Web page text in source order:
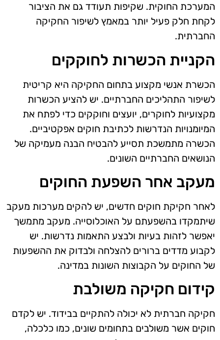
המערכת החוקית. שקיפות תעודד גם את הציבור
לקחת חלק פעיל יותר במאמץ לשיפור החקיקה
החברתית.
הקניית הכשרות לחוקקים
הכשרת אנשי מקצוע בתחום החקיקה היא קריטית
לשיפור התהליכים החברתיים. יש להציע הכשרות
מקצועיות לחוקרים, יועצים וחוקקים כדי לפתח את
המיומנויות הנדרשות לכתיבת חוקים אפקטיביים.
הכשרה מתמשכת תסייע להבטיח הבנה מעמיקה של
הנושאים החברתיים השונים.
מעקב אחר השפעת החוקים
לאחר חקיקת חוקים חדשים, יש להקים מערכות מעקב
שיתמקדו בהשפעתם על האוכלוסייה. מעקב מתמשך
יאפשר לזהות בעיות ולבצע התאמות נדרשות. יש
לקבוע מדדים ברורים להצלחה ולבדוק את ההשפעות
של החוקים על הקבוצות השונות במדינה.
קידום חקיקה משולבת
חקיקה חברתית לא יכולה להתקיים בבידוד. יש לקדם
חוקים אשר משולבים בתחומים שונים, כמו כלכלה,